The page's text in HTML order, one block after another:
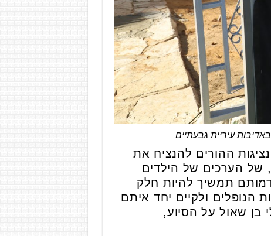
עיריית גבעתיים
ההורים להנציח את
של הערכים של הילדים
דמותם תמשיך להיות חלק
הנופלים ולקיים יחד איתם
בן שאול על הסיוע,